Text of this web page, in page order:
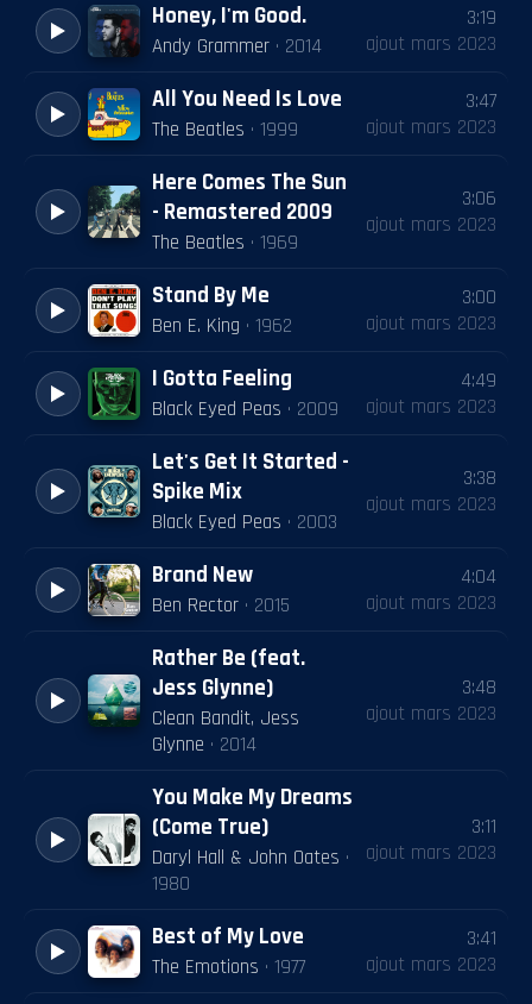
Honey, I'm Good.
Andy Grammer · 2014
3:19
ajout mars 2023
All You Need Is Love
The Beatles · 1999
3:47
ajout mars 2023
Here Comes The Sun
- Remastered 2009
The Beatles · 1969
3:06
ajout mars 2023
Stand By Me
Ben E. King · 1962
3:00
ajout mars 2023
I Gotta Feeling
Black Eyed Peas · 2009
4:49
ajout mars 2023
Let's Get It Started -
Spike Mix
Black Eyed Peas · 2003
3:38
ajout mars 2023
Brand New
Ben Rector · 2015
4:04
ajout mars 2023
Rather Be (feat.
Jess Glynne)
Clean Bandit, Jess
Glynne · 2014
3:48
ajout mars 2023
You Make My Dreams
(Come True)
Daryl Hall & John Oates ·
1980
3:11
ajout mars 2023
Best of My Love
The Emotions · 1977
3:41
ajout mars 2023